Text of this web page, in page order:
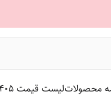
محصولاتلیست قیمت 1405 آلدو +ارسال رایگان